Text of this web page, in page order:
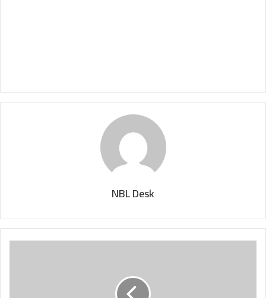
NBL Desk